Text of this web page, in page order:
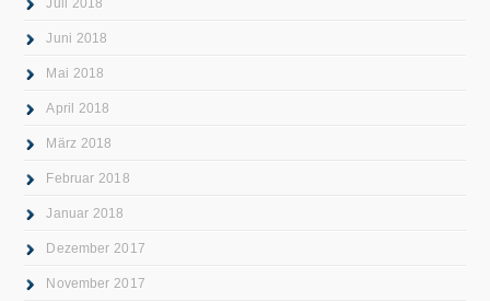
Juli 2018
Juni 2018
Mai 2018
April 2018
März 2018
Februar 2018
Januar 2018
Dezember 2017
November 2017